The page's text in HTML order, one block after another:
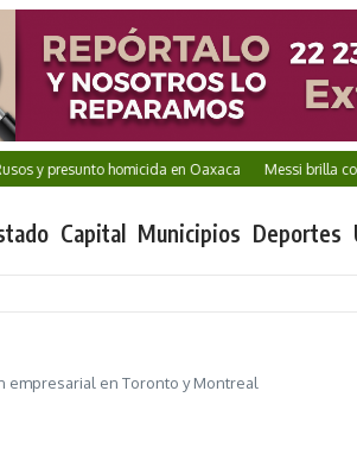
homicida en Oaxaca Messi brilla con
Capital Municipios Deportes
empresarial en Toronto y Montreal